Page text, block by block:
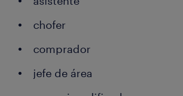
chofer
comprador
jefe de área